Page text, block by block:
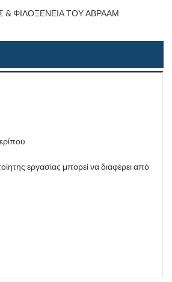
& ΦΙΛΟΞΕΝΕΙΑ ΤΟΥ ΑΒΡΑΑΜ
εργασίας μπορεί να διαφέρει από